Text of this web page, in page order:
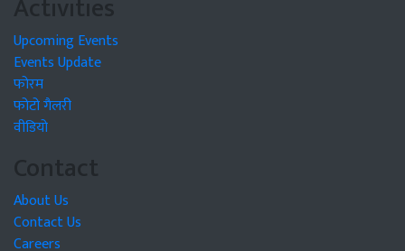
Upcoming Events
Events Update
फोरम
फोटो गैलरी
वीडियो
Contact
About Us
Contact Us
Careers